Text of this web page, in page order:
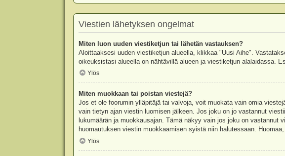
Viestien lähetyksen ongelmat
Miten luon uuden viestiketjun tai lähetän vastauksen?
Aloittaaksesi uuden viestiketjun alueella, klikkaa "Uusi Aihe".
oikeuksistasi alueella on nähtävillä alueen ja viestiketjun alalaidassa.
Ylös
Miten muokkaan tai poistan viestejä?
Jos et ole foorumin ylläpitäjä tai valvoja, voit muokata vain omia
vain tietyn ajan viestin luomisen jälkeen. Jos joku on jo vastannut
lukumäärän ja muokkausajan. Tämä näkyy vain jos joku on
huomautuksen viestin muokkaamisen syistä niin halutessaan.
Ylös